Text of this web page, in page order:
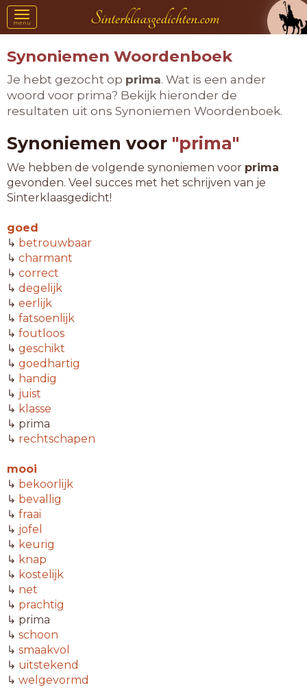
Toggle
navigation
menu
Synoniemen Woordenboek
Je hebt gezocht op prima. Wat is een ander
woord voor prima? Bekijk hieronder de
resultaten uit ons Synoniemen Woordenboek.
Synoniemen voor "prima"
We hebben de volgende synoniemen voor prima
gevonden. Veel succes met het schrijven van je
Sinterklaasgedicht!
goed
↳ betrouwbaar
↳ charmant
↳ correct
↳ degelijk
↳ eerlijk
↳ fatsoenlijk
↳ foutloos
↳ geschikt
↳ goedhartig
↳ handig
↳ juist
↳ klasse
↳ prima
↳ rechtschapen
mooi
↳ bekoorlijk
↳ bevallig
↳ fraai
↳ jofel
↳ keurig
↳ knap
↳ kostelijk
↳ net
↳ prachtig
↳ prima
↳ schoon
↳ smaakvol
↳ uitstekend
↳ welgevormd